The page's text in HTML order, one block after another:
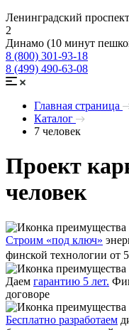
Ленинградский
2
Динамо (10 минут
8 (800) 301-93-18
8 (499) 490-63-08
Главная страница
Каталог
7 человек
Проект
человек
Строим «под ключ»
финской технологии от
Даем гарантию 5 лет.
договоре
Бесплатно разработаем